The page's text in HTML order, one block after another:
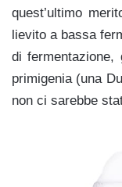
quest’ultimo
lievito a bassa
di
primigenia (una
non ci sarebbe